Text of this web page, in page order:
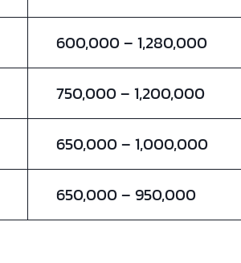
600,000 – 1,280,000
750,000 – 1,200,000
650,000 – 1,000,000
650,000 – 950,000